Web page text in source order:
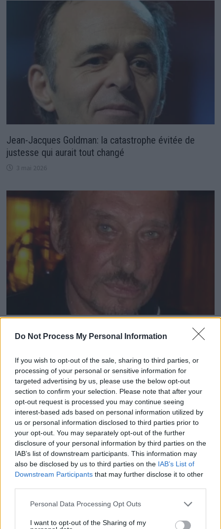
Do Not Process My Personal Information
If you wish to opt-out of the sale, sharing to third parties, or
processing of your personal or sensitive information for
targeted advertising by us, please use the below opt-out
section to confirm your selection. Please note that after your
opt-out request is processed you may continue seeing
interest-based ads based on personal information utilized by
us or personal information disclosed to third parties prior to
your opt-out. You may separately opt-out of the further
disclosure of your personal information by third parties on the
IAB’s list of downstream participants. This information may
also be disclosed by us to third parties on the IAB’s List of
Downstream Participants that may further disclose it to other
Personal Data Processing Opt Outs
I want to opt-out of the Sharing of my
Jean-Jacques Goldman: la catastrophe évitée de
justesse qui aurait tout changé
3 mai 2026
Johnny Hallyday : tensions et secrets autour du biopic
tant attendu
15 mai 2026
Pascal Obispo en couple : le mystérieux amour qui